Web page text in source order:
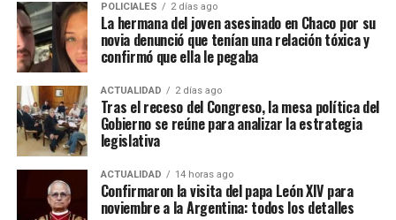
POLICIALES 2 días ago
La hermana del joven asesinado en Chaco por su
novia denunció que tenían una relación tóxica y
confirmó que ella le pegaba
ACTUALIDAD 2 días ago
Tras el receso del Congreso, la mesa política del
Gobierno se reúne para analizar la estrategia
legislativa
ACTUALIDAD 14 horas ago
Confirmaron la visita del papa León XIV para
noviembre a la Argentina: todos los detalles